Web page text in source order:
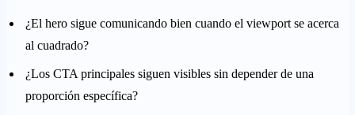
¿El hero sigue comunicando bien cuando el viewport se acerca
al cuadrado?
¿Los CTA principales siguen visibles sin depender de una
proporción específica?